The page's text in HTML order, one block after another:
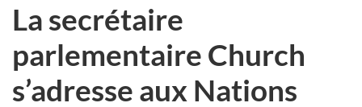
ici :
La secrétaire
parlementaire Church
s’adresse aux Nations